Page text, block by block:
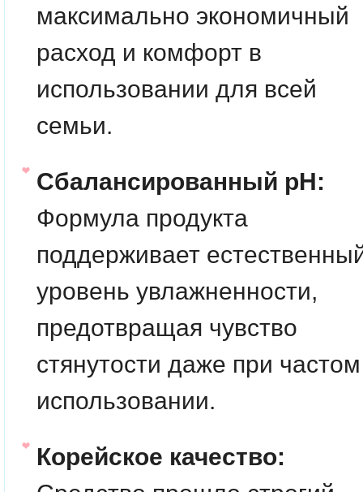
максимально экономичный
расход и комфорт в
использовании для всей
семьи.
Сбалансированный pH:
Формула продукта
поддерживает
уровень увлажненности,
предотвращая чувство
стянутости даже при частом
использовании.
Корейское качество: